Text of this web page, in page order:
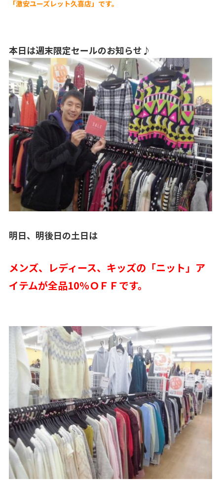
「激安ユーズレット久喜店」です。
本日は週末限定セールのお知らせ♪
明日、明後日の土日は
メンズ、レディース、キッズの「ニット」ア
イテムが全品10％ＯＦＦです。